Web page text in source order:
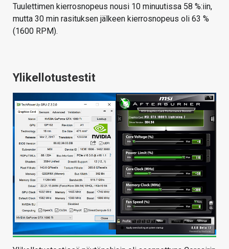
Tuulettimen kierrosnopeus nousi 10 minuutissa 58 %:iin,
mutta 30 min rasituksen jälkeen kierrosnopeus oli 63 %
(1600 RPM).
Ylikellotustestit